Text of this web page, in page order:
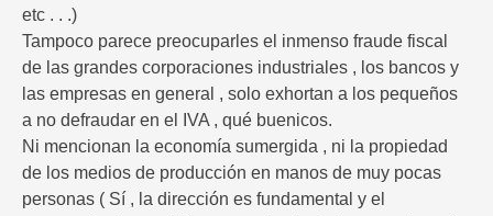
etc . . .)
Tampoco parece preocuparles el inmenso fraude fiscal
de las grandes corporaciones industriales , los bancos y
las empresas en general , solo exhortan a los pequeños
a no defraudar en el IVA , qué buenicos.
Ni mencionan la economía sumergida , ni la propiedad
de los medios de producción en manos de muy pocas
personas ( Sí , la dirección es fundamental y el